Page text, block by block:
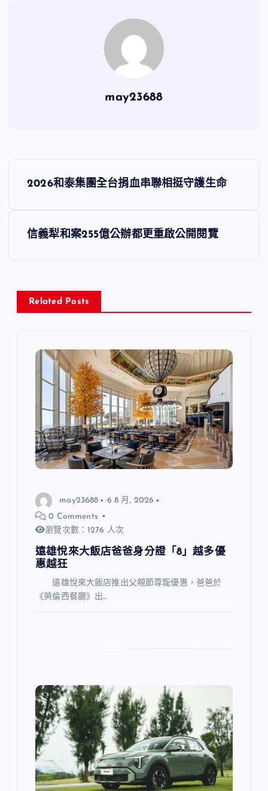
may23688
文
導
2026和泰集團全台捐血串聯相挺守護生命
信義犁和案255億公辦都更重啟公開閱覽
Related Posts
may23688
6 8 月, 2026
0 Comments
瀏覽次數：1276 人次
遠雄悅來大飯店爸爸身分證「8」越多優
惠越狂
遠雄悅來大飯店推出父親節尊寵優惠，爸爸於
《英倫西餐廳》出…